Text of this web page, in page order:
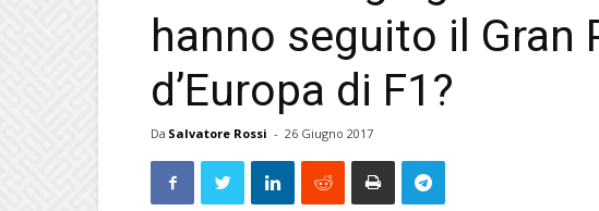
hanno seguito il Gran
d’Europa di F1?
Da Salvatore Rossi - 26 Giugno 2017